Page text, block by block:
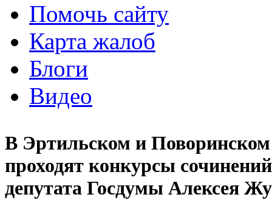
Помочь сайту
Карта жалоб
Блоги
Видео
В Эртильском и Поворинском
проходят конкурсы
депутата Госдумы Алексея